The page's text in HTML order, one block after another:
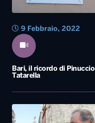
Bari, il ricordo di Pinuccio
Tatarella
9 Febbraio, 2022